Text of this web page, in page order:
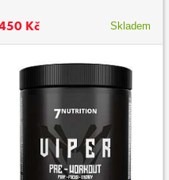
Kč Skladem